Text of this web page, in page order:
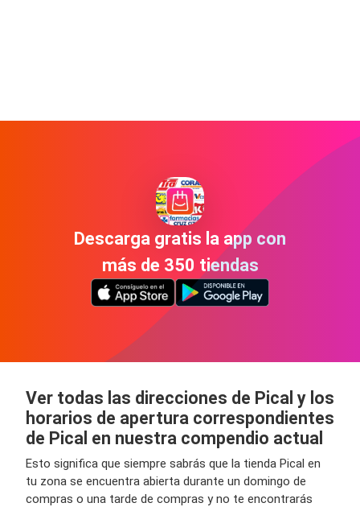
Descarga gratis la app con
más de 350 tiendas
Ver todas las direcciones de Pical y los
horarios de apertura correspondientes
de Pical en nuestra compendio actual
Esto significa que siempre sabrás que la tienda Pical en
tu zona se encuentra abierta durante un domingo de
compras o una tarde de compras y no te encontrarás